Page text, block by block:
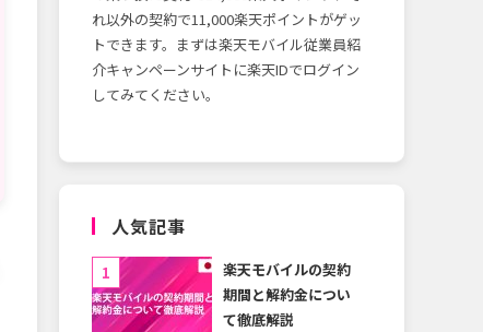
れ以外の契約で11,000楽天ポイントがゲッ
トできます。まずは楽天モバイル従業員紹
介キャンペーンサイトに楽天IDでログイン
してみてください。
人気記事
楽天モバイルの契約
期間と解約金につい
て徹底解説